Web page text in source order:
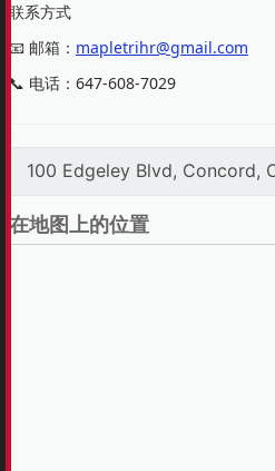
联系方式
📧 邮箱： mapletrihr@gmail.com
📞 电话：647-608-7029
100 Edgeley Blvd, Concord,
在地图上的位置